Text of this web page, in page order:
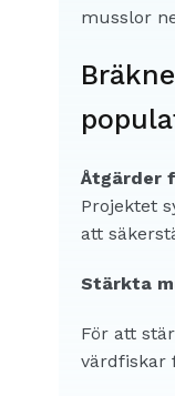
musslor
Åtgärder
Projektet
att
Stärkta
För att
värdfiskar